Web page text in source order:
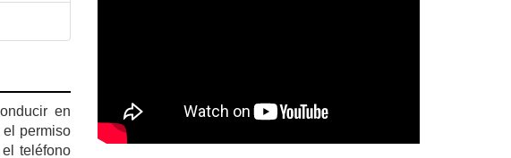
en
el permiso
teléfono